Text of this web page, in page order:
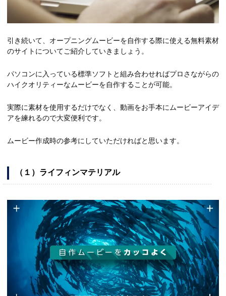
引き続いて、オープニングムービーを自作する際に使える無料素材
のサイトについてご紹介していきましょう。
パソコンに入っている標準ソフトと組み合わせればプロさながらの
ハイクオリティーなムービーを自作することが可能。
実際に素材を使用するだけでなく、動画をお手本にムービーアイデ
アを練れるので大変便利です。
ムービー作成時の参考にしていただければと思います。
（１）ライフィンマテリアル